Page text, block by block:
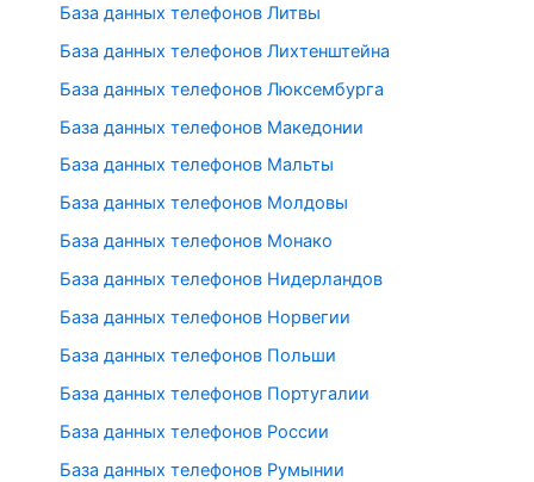
База данных телефонов Литвы
База данных телефонов Лихтенштейна
База данных телефонов Люксембурга
База данных телефонов Македонии
База данных телефонов Мальты
База данных телефонов Молдовы
База данных телефонов Монако
База данных телефонов Нидерландов
База данных телефонов Норвегии
База данных телефонов Польши
База данных телефонов Португалии
База данных телефонов России
База данных телефонов Румынии